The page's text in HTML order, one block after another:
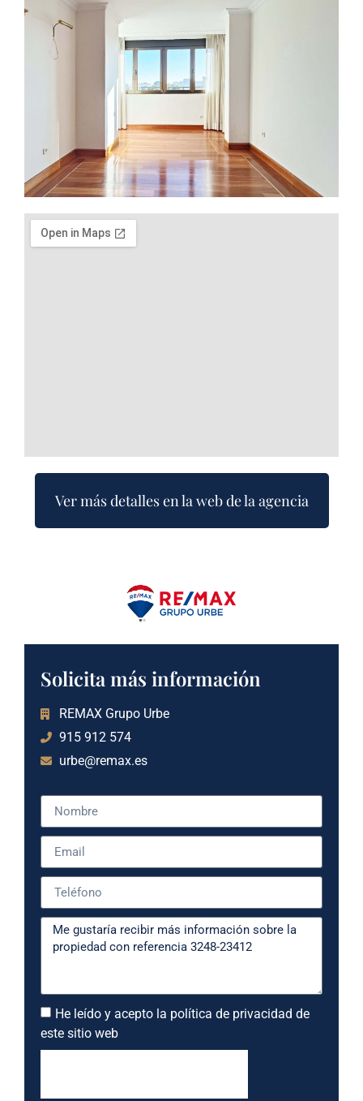
Ver más detalles en la web de la agencia
Solicita más información
REMAX Grupo Urbe
915 912 574
urbe@remax.es
He leído y acepto la política de privacidad de
este sitio web